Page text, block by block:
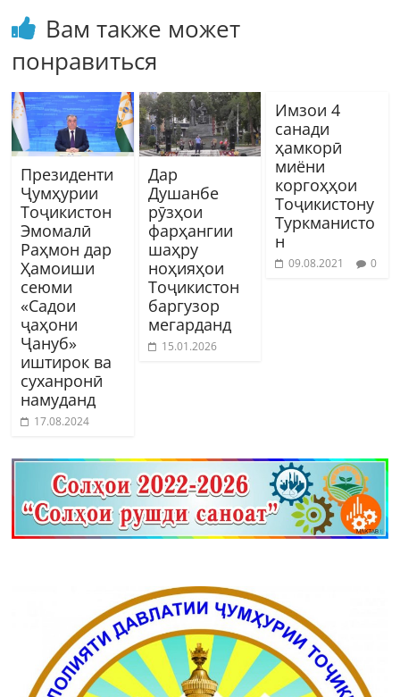
Вам также может
понравиться
Президенти
Ҷумҳурии
Тоҷикистон
Эмомалӣ
Раҳмон дар
Ҳамоиши
сеюми
«Садои
ҷаҳони
Ҷануб»
иштирок ва
суханронӣ
намуданд
17.08.2024
Дар
Душанбе
рӯзҳои
фарҳангии
шаҳру
ноҳияҳои
Тоҷикистон
баргузор
мегарданд
15.01.2026
Имзои 4
санади
ҳамкорӣ
миёни
коргоҳҳои
Тоҷикистону
Туркманисто
н
09.08.2021 0